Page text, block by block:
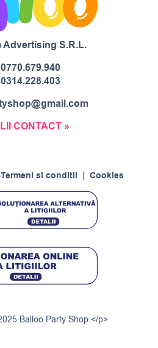
Advertising S.R.L.
0770.679.940
0314.228.403
CONTACT »
Termeni si conditii Cookies
Balloo Party Shop.</p>